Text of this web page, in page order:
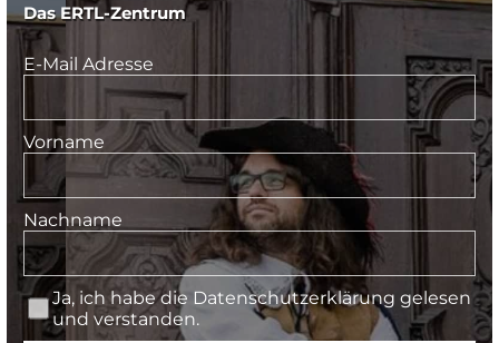
Das ERTL-Zentrum
E-Mail Adresse
Vorname
Nachname
Ja, ich habe die Datenschutzerklärung gelesen
und verstanden.